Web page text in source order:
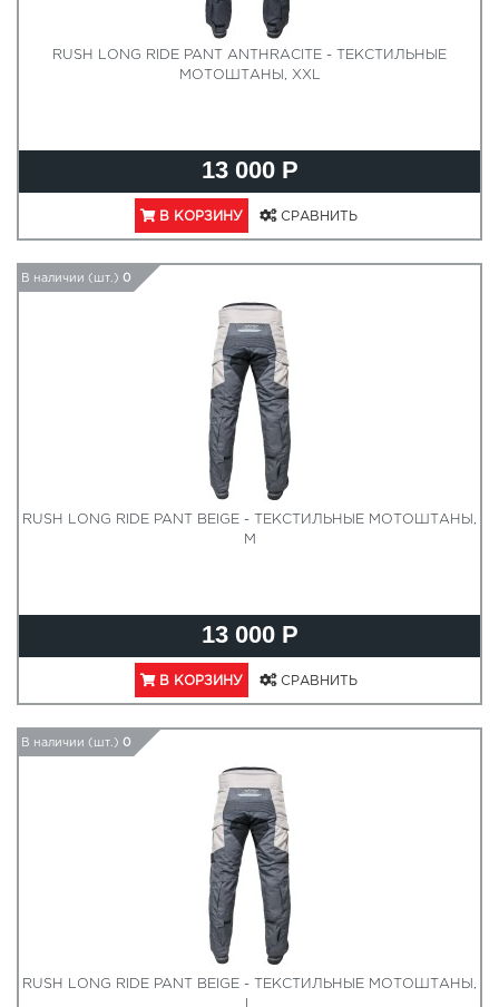
RUSH LONG RIDE PANT ANTHRACITE - ТЕКСТИЛЬНЫЕ
МОТОШТАНЫ, XXL
13 000 Р
В КОРЗИНУ СРАВНИТЬ
В наличии (шт.) 0
RUSH LONG RIDE PANT BEIGE - ТЕКСТИЛЬНЫЕ МОТОШТАНЫ,
M
13 000 Р
В КОРЗИНУ СРАВНИТЬ
В наличии (шт.) 0
RUSH LONG RIDE PANT BEIGE - ТЕКСТИЛЬНЫЕ МОТОШТАНЫ,